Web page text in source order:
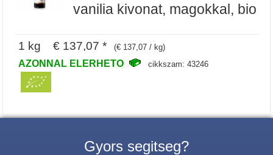
vanilia kivonat, magokkal, bio
1 kg € 137,07 * (€ 137,07 / kg)
AZONNAL ELERHETO cikkszam: 43246
Gyors segitseg?